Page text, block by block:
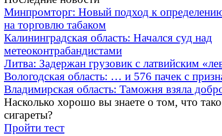
Минпромторг: Новый подход к
на торговлю табаком
Калининградская область: Начался суд над
метеоконтрабандистами
Литва: Задержан грузовик с латвийским
Вологодская область: … и 576 пачек с
Владимирская область: Таможня взяла
Насколько хорошо вы знаете о том, что
сигареты?
Пройти тест